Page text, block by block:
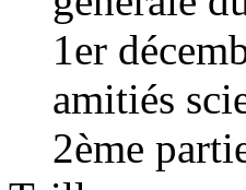
1er
amitiés
2ème